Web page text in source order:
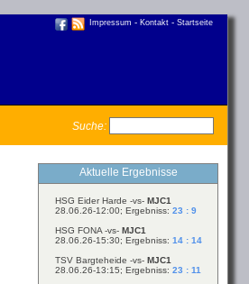
Impressum - Kontakt - Startseite
Suche:
Aktuelle Ergebnisse
HSG Eider Harde -vs- MJC1
28.06.26-12:00; Ergebniss: 23 : 9
HSG FONA -vs- MJC1
28.06.26-15:30; Ergebniss: 14 : 14
TSV Bargteheide -vs- MJC1
28.06.26-13:15; Ergebniss: 23 : 11